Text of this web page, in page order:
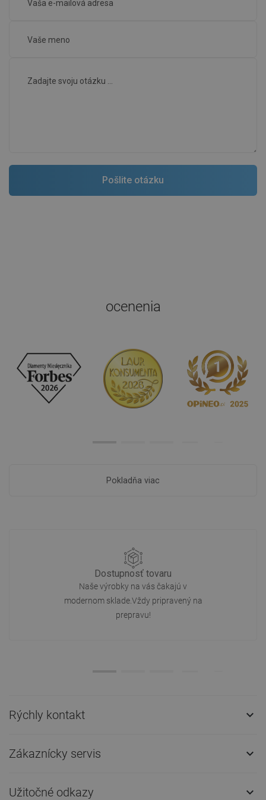
ocenenia
Pokladňa viac
Dostupnosť tovaru
Naše výrobky na vás čakajú v
modernom sklade.Vždy pripravený na
prepravu!
Rýchly kontakt 
Zákaznícky servis 
Užitočné odkazy 